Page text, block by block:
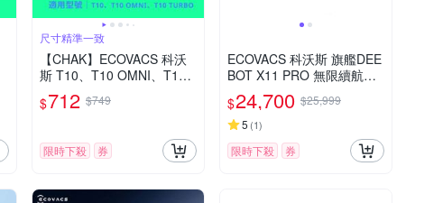
尺寸精準一致
【CHAK】ECOVACS 科沃
斯 T10、T10 OMNI、T10
TURBO 副廠配件耗材(主刷
×1 邊刷×3組 濾網×3 集塵袋
$712 $749
限時下殺 券
ECOVACS 科沃斯 旗艦DEE
BOT X11 PRO 無限續航滾
筒洗地機器人
$24,700 $25,999
5 (1)
限時下殺 券